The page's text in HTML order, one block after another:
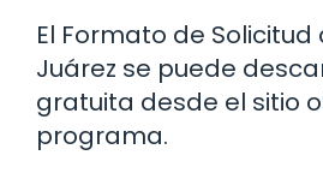
El Formato de
Juárez se puede
gratuita desde el sitio
programa.